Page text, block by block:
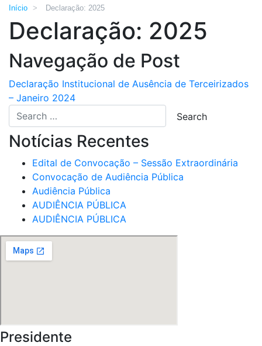
Início > Declaração: 2025
Declaração: 2025
Navegação de Post
Declaração Institucional de Ausência de Terceirizados
– Janeiro 2024
Notícias Recentes
Edital de Convocação – Sessão Extraordinária
Convocação de Audiência Pública
Audiência Pública
AUDIÊNCIA PÚBLICA
AUDIÊNCIA PÚBLICA
Presidente